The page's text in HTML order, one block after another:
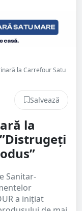
la Carrefour Satu
Salvează
la
Sanitar-
a inițiat